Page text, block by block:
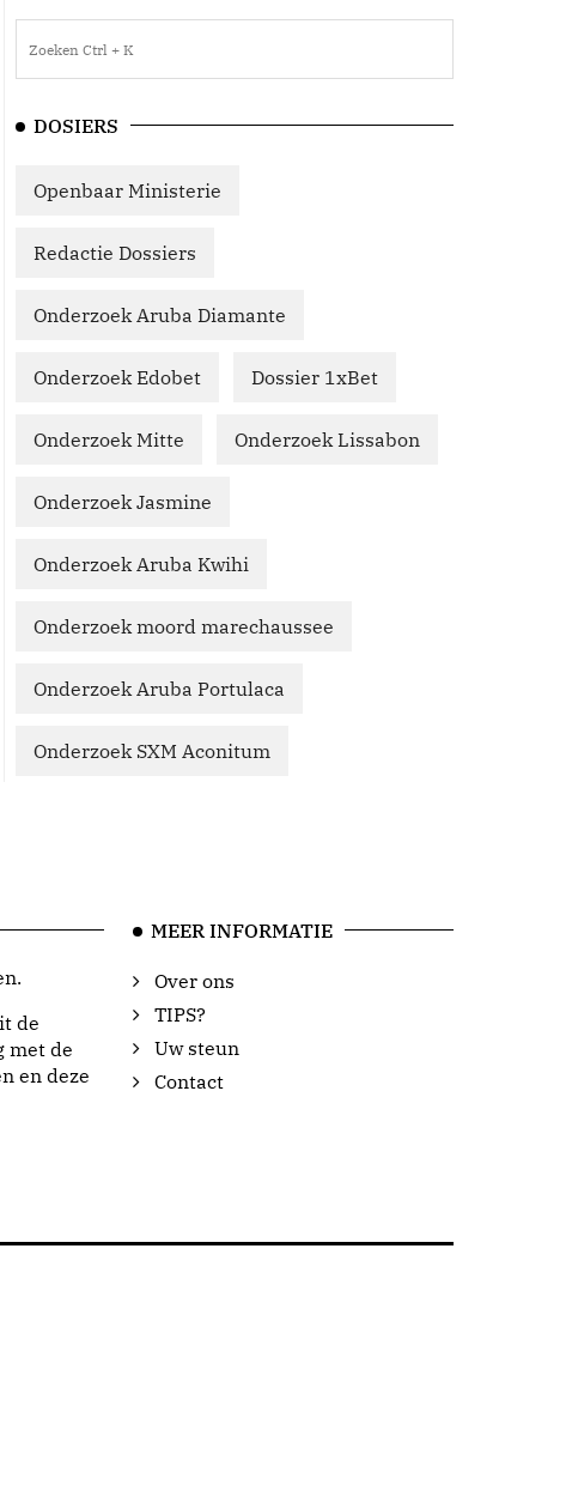
DOSIERS
Openbaar Ministerie
Redactie Dossiers
Onderzoek Aruba Diamante
Onderzoek Edobet Dossier 1xBet
Onderzoek Mitte Onderzoek Lissabon
Onderzoek Jasmine
Onderzoek Aruba Kwihi
Onderzoek moord marechaussee
Onderzoek Aruba Portulaca
Onderzoek SXM Aconitum
de
met de
en deze
MEER INFORMATIE
Over ons
TIPS?
Uw steun
Contact